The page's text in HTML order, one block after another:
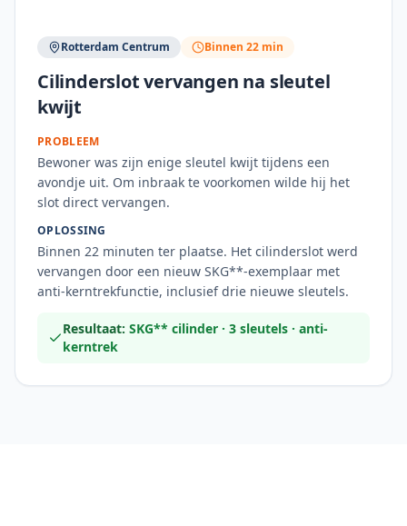
Rotterdam Centrum Binnen 22 min
Cilinderslot vervangen na sleutel
kwijt
PROBLEEM
Bewoner was zijn enige sleutel kwijt tijdens een
avondje uit. Om inbraak te voorkomen wilde hij het
slot direct vervangen.
OPLOSSING
Binnen 22 minuten ter plaatse. Het cilinderslot werd
vervangen door een nieuw SKG**-exemplaar met
anti-kerntrekfunctie, inclusief drie nieuwe sleutels.
Resultaat: SKG** cilinder · 3 sleutels · anti-
kerntrek